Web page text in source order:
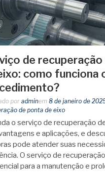
de
como funciona
por adminem 8 de janeiro de
de ponta de eixo
o serviço de recuperação
e aplicações, e
pode atender suas
O serviço de
para a manutenção e